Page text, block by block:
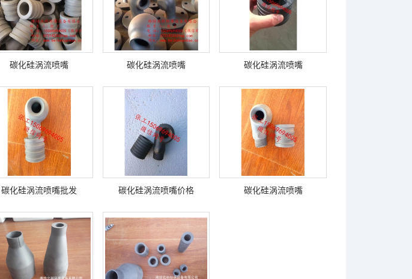
碳化硅涡流喷嘴 碳化硅涡流喷嘴 碳化硅涡流喷嘴
碳化硅涡流喷嘴批发 碳化硅涡流喷嘴价格 碳化硅涡流喷嘴